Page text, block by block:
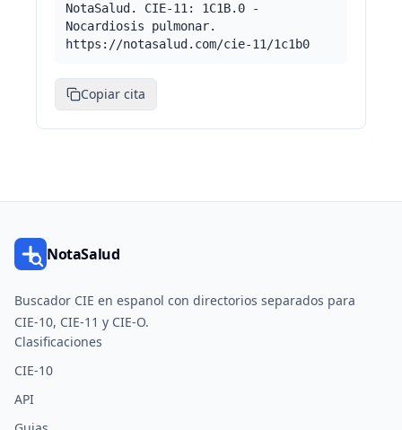
NotaSalud. CIE-11: 1C1B.0 -
Nocardiosis pulmonar.
https://notasalud.com/cie-11/1c1b0
Copiar cita
NotaSalud
Buscador CIE en espanol con directorios separados para
CIE-10, CIE-11 y CIE-O.
Clasificaciones
CIE-10
API